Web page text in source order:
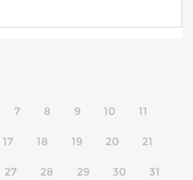
7 8 9 10 11
17 18 19 20 21
27 28 29 30 31